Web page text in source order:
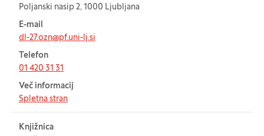
Poljanski nasip 2, 1000 Ljubljana
E-mail
dl-27.ozn@pf.uni-lj.si
Telefon
01 420 31 31
Več informacij
Spletna stran
Knjižnica